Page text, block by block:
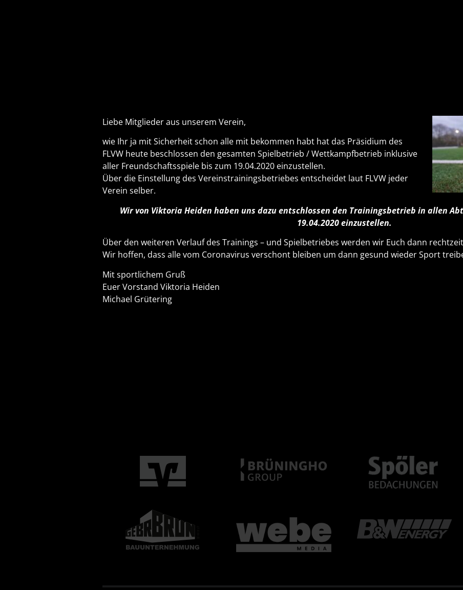
Liebe Mitglieder aus unserem Verein,
wie Ihr ja mit Sicherheit schon alle mit bekommen habt hat das Präsidium des
FLVW heute beschlossen den gesamten Spielbetrieb / Wettkampfbetrieb inklusive
aller Freundschaftsspiele bis zum 19.04.2020 einzustellen.
Über die Einstellung des Vereinstrainingsbetriebes entscheidet laut FLVW jeder
Verein selber.
Wir von Viktoria Heiden haben uns dazu entschlossen den Trainingsbetrieb in allen
19.04.2020 einzustellen.
Über den weiteren Verlauf des Trainings – und Spielbetriebes werden wir Euch dann
Wir hoffen, dass alle vom Coronavirus verschont bleiben um dann gesund wieder Sport
Mit sportlichem Gruß
Euer Vorstand Viktoria Heiden
Michael Grütering